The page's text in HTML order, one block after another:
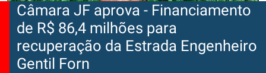
Câmara JF aprova - Financiamento
de R$ 86,4 milhões para
recuperação da Estrada Engenheiro
Gentil Forn